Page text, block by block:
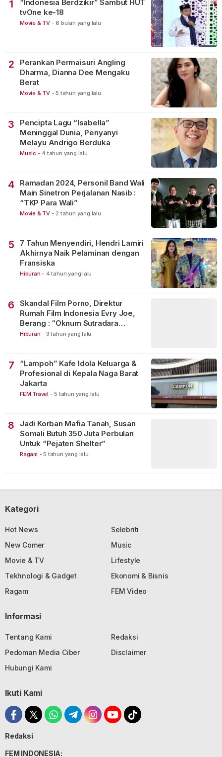
1
“Indonesia Berdzikir” Sambut HUT
tvOne ke-18
Movie & TV - 6 bulan yang lalu
2
Perankan Permaisuri Angling
Dharma, Dianna Dee Mengaku
Berat
Movie & TV - 5 tahun yang lalu
3
Pencipta Lagu “Isabella”
Meninggal Dunia, Penyanyi
Melayu Andrigo Berduka
Music - 4 tahun yang lalu
4
Ramadan 2024, Personil Band Wali
Main Sinetron Perjalanan Nasib :
“TKP Para Wali”
Movie & TV - 2 tahun yang lalu
5
7 Tahun Menyendiri, Hendri Lamiri
Akhirnya Naik Pelaminan dengan
Fransiska
Hiburan - 4 tahun yang lalu
6
Skandal Film Porno, Direktur
Rumah Film Indonesia Evry Joe,
Berang : “Oknum Sutradara
Merusak Perfilman Indonesia”!
Hiburan - 3 tahun yang lalu
7
“Lampoh” Kafe Idola Keluarga &
Profesional di Kepala Naga Barat
Jakarta
FEM Travel - 5 tahun yang lalu
8
Jadi Korban Mafia Tanah, Susan
Somali Butuh 350 Juta Perbulan
Untuk “Pejaten Shelter”
Ragam - 5 tahun yang lalu
Kategori
Hot News
Selebriti
New Comer
Music
Movie & TV
Lifestyle
Tekhnologi & Gadget
Ekonomi & Bisnis
Ragam
FEM Video
Informasi
Tentang Kami
Redaksi
Pedoman Media Ciber
Disclaimer
Hubungi Kami
Ikuti Kami
Redaksi
FEM INDONESIA: